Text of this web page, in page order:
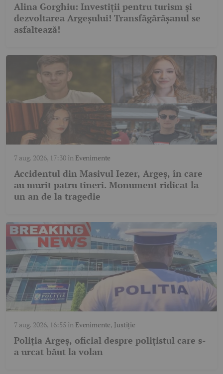
Alina Gorghiu: Investiții pentru turism și
dezvoltarea Argeșului! Transfăgărășanul se
asfaltează!
7 aug. 2026, 17:30în Evenimente
Accidentul din Masivul Iezer, Argeș, în care
au murit patru tineri. Monument ridicat la
un an de la tragedie
7 aug. 2026, 16:55 în Evenimente, Justiție
Poliția Argeș, oficial despre polițistul care s-
a urcat băut la volan